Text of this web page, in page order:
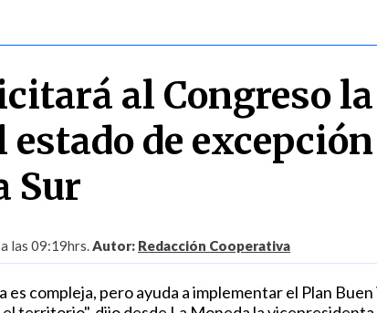
al Congreso la
de
Sur
las 09:19hrs.Autor: Redacción Cooperativa
es compleja, pero ayuda a implementar el Plan